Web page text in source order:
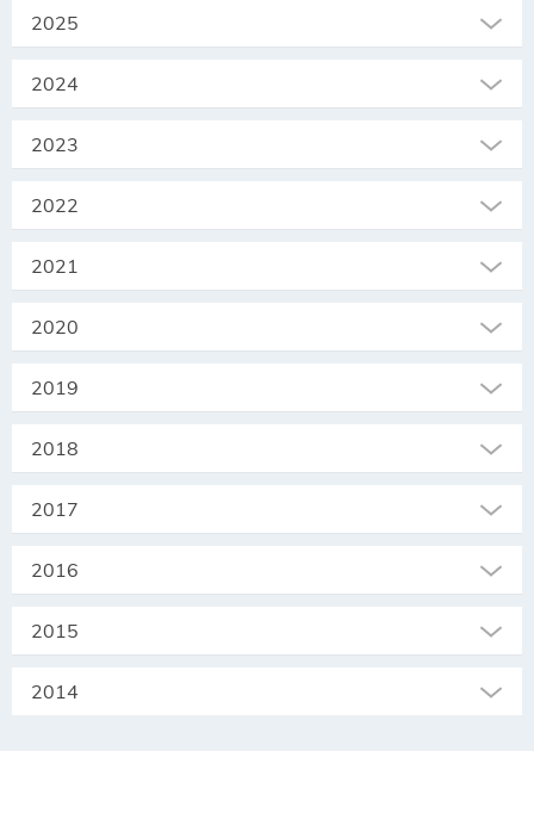
2025
2024
2023
2022
2021
2020
2019
2018
2017
2016
2015
2014